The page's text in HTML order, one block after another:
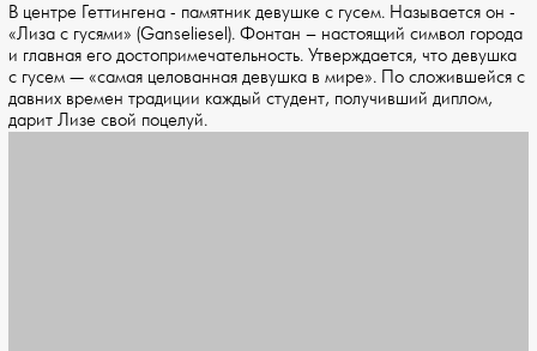
В центре Геттингена - памятник девушке с гусем. Называется он -
«Лиза с гусями» (Ganseliesel). Фонтан – настоящий символ города
и главная его достопримечательность. Утверждается, что девушка
с гусем — «самая целованная девушка в мире». По сложившейся с
давних времен традиции каждый студент, получивший диплом,
дарит Лизе свой поцелуй.